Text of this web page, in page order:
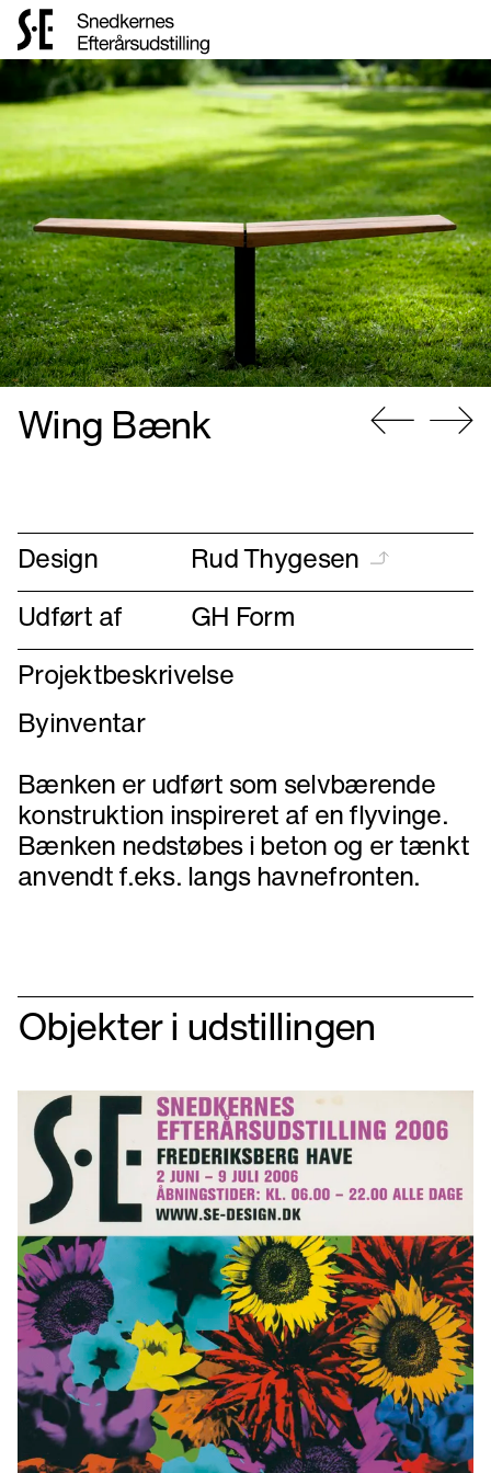
Gå
forsiden
Wing Bænk
Design
Rud Thygesen
Udført af
GH Form
Projektbeskrivelse
Byinventar
Bænken er udført som selvbærende
konstruktion inspireret af en flyvinge.
Bænken nedstøbes i beton og er tænkt
anvendt f.eks. langs havnefronten.
Objekter i udstillingen